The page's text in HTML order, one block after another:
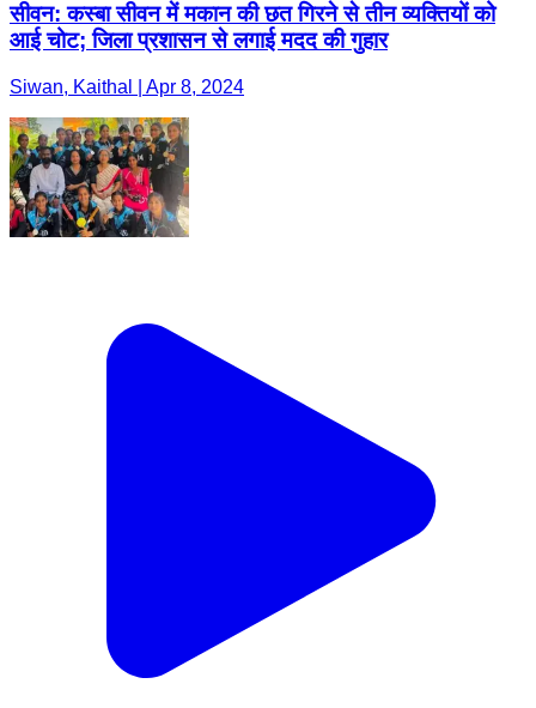
सीवन: कस्बा सीवन में मकान की छत गिरने से तीन व्यक्तियों को
आई चोट; जिला प्रशासन से लगाई मदद की गुहार
Siwan, Kaithal | Apr 8, 2024